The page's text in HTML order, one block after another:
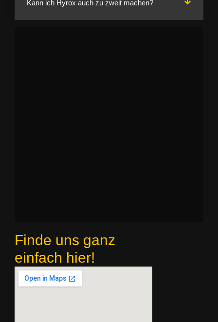
Kann ich Hyrox auch zu zweit machen?
Finde uns ganz
einfach hier!